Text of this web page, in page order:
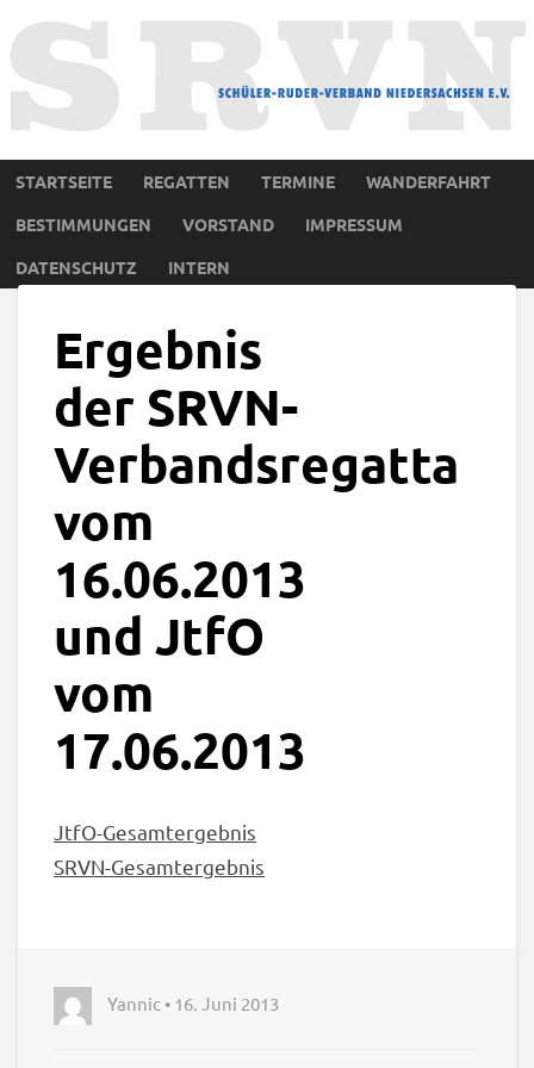
STARTSEITE REGATTEN TERMINE
WANDERFAHRT
BESTIMMUNGEN
VORSTAND
IMPRESSUM
DATENSCHUTZ
INTERN
Ergebnis
der SRVN-
Verbandsregatta
vom
16.06.2013
und JtfO
vom
17.06.2013
JtfO-Gesamtergebnis
SRVN-Gesamtergebnis
Yannic • 16. Juni 2013